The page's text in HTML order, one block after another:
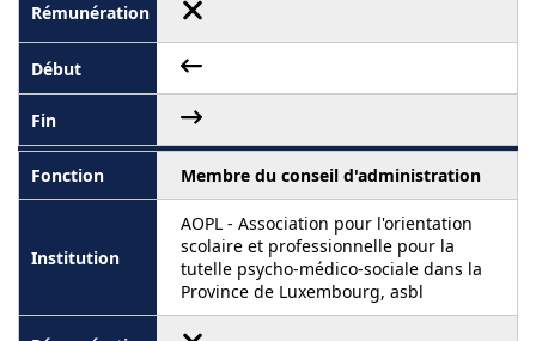
Membre du conseil d'administration
AOPL - Association pour l'orientation
scolaire et professionnelle pour la
tutelle psycho-médico-sociale dans la
Province de Luxembourg, asbl